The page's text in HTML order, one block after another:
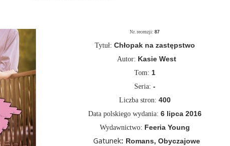
Nr. recenzji:87
Tytuł: Chłopak na zastępstwo
Autor: Kasie West
Tom: 1
Seria: -
Liczba stron: 400
Data polskiego wydania: 6 lipca 2016
Wydawnictwo: Feeria Young
Gatunek: Romans,Obyczajowe